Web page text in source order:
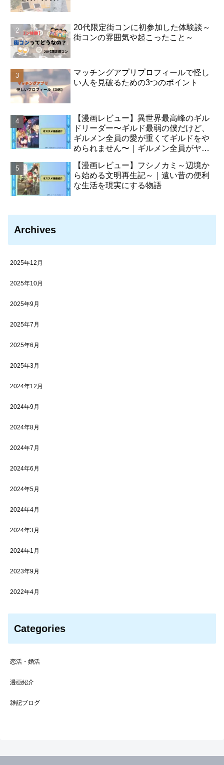
20代限定街コンに初参加した体験談～
街コンの雰囲気や起こったこと～
マッチングアプリプロフィールで怪し
い人を見破るための3つのポイント
【漫画レビュー】異世界最高峰のギル
ドリーダー〜ギルド最弱の僕だけど、
ギルメン全員の愛が重くてギルドをや
められません〜｜ギルメン全員がヤン
【漫画レビュー】フシノカミ～辺境か
ら始める文明再生記～｜遠い昔の便利
な生活を現実にする物語
Archives
2025年12月
2025年10月
2025年9月
2025年7月
2025年6月
2025年3月
2024年12月
2024年9月
2024年8月
2024年7月
2024年6月
2024年5月
2024年4月
2024年3月
2024年1月
2023年9月
2022年4月
Categories
恋活・婚活
漫画紹介
雑記ブログ